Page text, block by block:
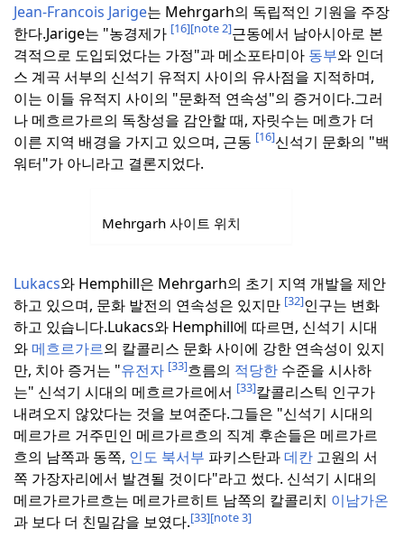
Jean-Francois Jarige는 Mehrgarh의 독립적인 기원을 주장
한다.Jarige는 "농경제가 [16][note 2]근동에서 남아시아로 본
격적으로 도입되었다는 가정"과 메소포타미아 동부와 인더
스 계곡 서부의 신석기 유적지 사이의 유사점을 지적하며,
이는 이들 유적지 사이의 "문화적 연속성"의 증거이다.그러
나 메흐르가르의 독창성을 감안할 때, 자릿수는 메흐가 더
이른 지역 배경을 가지고 있으며, 근동 [16]신석기 문화의 "백
워터"가 아니라고 결론지었다.
Mehrgarh 사이트 위치
Lukacs와 Hemphill은 Mehrgarh의 초기 지역 개발을 제안
하고 있으며, 문화 발전의 연속성은 있지만 [32]인구는 변화
하고 있습니다.Lukacs와 Hemphill에 따르면, 신석기 시대
와 메흐르가르의 칼콜리스 문화 사이에 강한 연속성이 있지
만, 치아 증거는 "유전자 [33]흐름의 적당한 수준을 시사하
는" 신석기 시대의 메흐르가르에서 [33]칼콜리스틱 인구가
내려오지 않았다는 것을 보여준다.그들은 "신석기 시대의
메르가르 거주민인 메르가르흐의 직계 후손들은 메르가르
흐의 남쪽과 동쪽, 인도 북서부 파키스탄과데칸 고원의 서
쪽 가장자리에서 발견될 것이다"라고 썼다. 신석기 시대의
메르가르가르흐는 메르가르히트 남쪽의 칼콜리치 이남가온
과 보다 더 친밀감을 보였다.[33][note 3]